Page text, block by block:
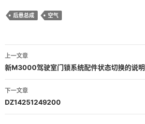
后悬总成 空气
文
章
导
航
上一文章
新M3000驾驶室门锁系统配件状态切换的说明
下一文章
DZ14251249200